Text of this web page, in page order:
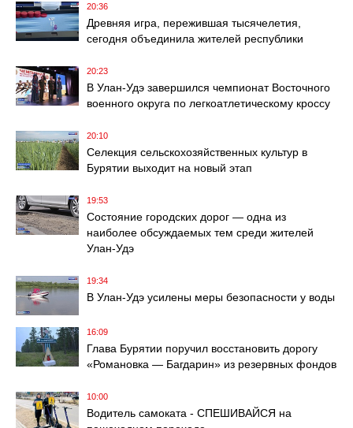
20:36
Древняя игра, пережившая тысячелетия,
сегодня объединила жителей республики
20:23
В Улан-Удэ завершился чемпионат Восточного
военного округа по легкоатлетическому кроссу
20:10
Селекция сельскохозяйственных культур в
Бурятии выходит на новый этап
19:53
Состояние городских дорог — одна из
наиболее обсуждаемых тем среди жителей
Улан-Удэ
19:34
В Улан-Удэ усилены меры безопасности у воды
16:09
Глава Бурятии поручил восстановить дорогу
«Романовка — Багдарин» из резервных фондов
10:00
Водитель самоката - СПЕШИВАЙСЯ на